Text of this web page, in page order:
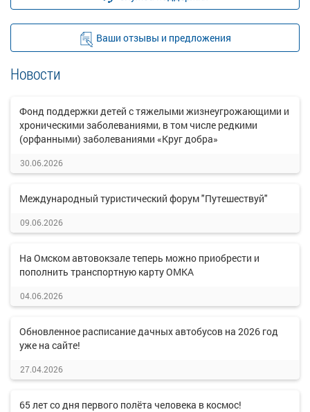
Ваши отзывы и предложения
Новости
Фонд поддержки детей с тяжелыми жизнеугрожающими и
хроническими заболеваниями, в том числе редкими
(орфанными) заболеваниями «Круг добра»
30.06.2026
Международный туристический форум "Путешествуй"
09.06.2026
На Омском автовокзале теперь можно приобрести и
пополнить транспортную карту ОМКА
04.06.2026
Обновленное расписание дачных автобусов на 2026 год
уже на сайте!
27.04.2026
65 лет со дня первого полёта человека в космос!